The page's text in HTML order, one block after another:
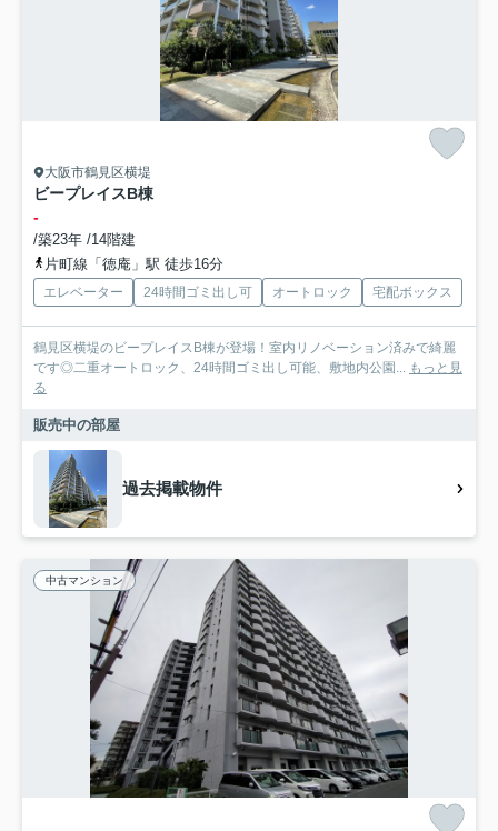
大阪市鶴見区横堤
ビープレイスB棟
-
/築23年 /14階建
片町線「徳庵」駅 徒歩16分
エレベーター 24時間ゴミ出し可 オートロック 宅配ボックス
鶴見区横堤のビープレイスB棟が登場！室内リノベーション済みで綺麗
です◎二重オートロック、24時間ゴミ出し可能、敷地内公園... もっと見
る
販売中の部屋
過去掲載物件
中古マンション